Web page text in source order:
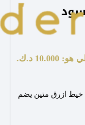
د.ك.
خيط ازرق متين يضم